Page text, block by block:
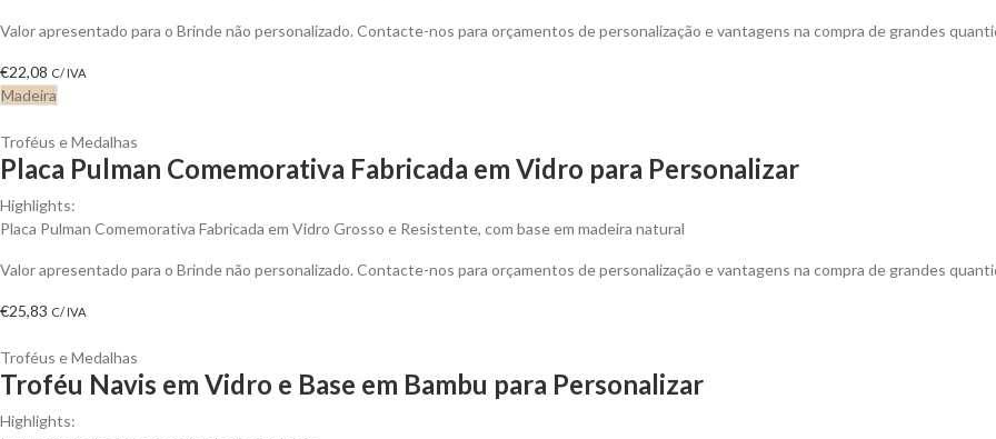
Valor apresentado para o Brinde não personalizado. Contacte-nos para orçamentos de personalização e vantagens na compra de grandes
€22,08 C/ IVA
Madeira
Troféus e Medalhas
Placa Pulman Comemorativa Fabricada em Vidro para Personalizar
Highlights:
Placa Pulman Comemorativa Fabricada em Vidro Grosso e Resistente, com base em madeira natural
Valor apresentado para o Brinde não personalizado. Contacte-nos para orçamentos de personalização e vantagens na compra de grandes
€25,83 C/ IVA
Troféus e Medalhas
Troféu Navis em Vidro e Base em Bambu para Personalizar
Highlights: